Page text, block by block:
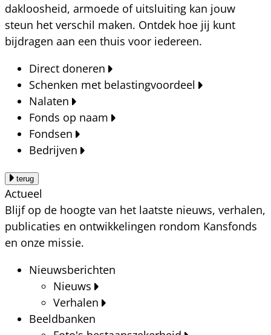
dakloosheid, armoede of uitsluiting kan jouw
steun het verschil maken. Ontdek hoe jij kunt
bijdragen aan een thuis voor iedereen.
Direct doneren
Schenken met belastingvoordeel
Nalaten
Fonds op naam
Fondsen
Bedrijven
terug
Actueel
Blijf op de hoogte van het laatste nieuws, verhalen,
publicaties en ontwikkelingen rondom Kansfonds
en onze missie.
Nieuwsberichten
Nieuws
Verhalen
Beeldbanken